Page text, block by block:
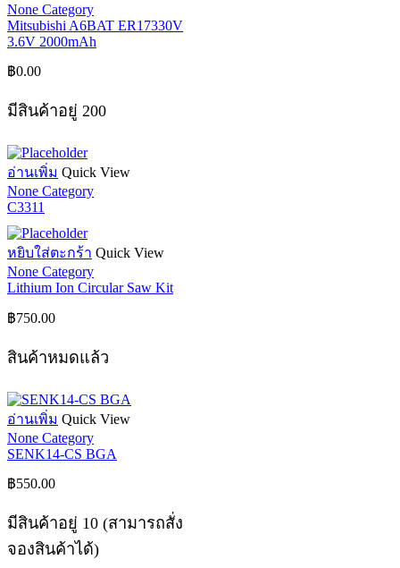
None Category
Mitsubishi A6BAT ER17330V
3.6V 2000mAh
฿0.00
มีสินค้าอยู่ 200
อ่านเพิ่ม Quick View
None Category
C3311
หยิบใส่ตะกร้า Quick View
None Category
Lithium Ion Circular Saw Kit
฿750.00
สินค้าหมดแล้ว
อ่านเพิ่ม Quick View
None Category
SENK14-CS BGA
฿550.00
มีสินค้าอยู่ 10 (สามารถสั่ง
จองสินค้าได้)